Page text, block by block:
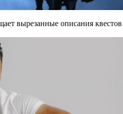
вырезанные описания квестов